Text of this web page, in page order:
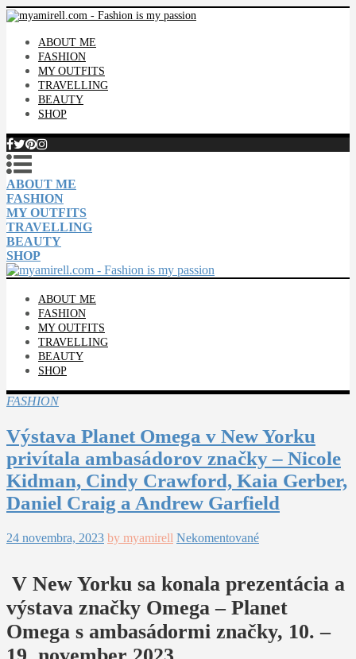
ABOUT ME
FASHION
MY OUTFITS
TRAVELLING
BEAUTY
SHOP
ABOUT ME
FASHION
MY OUTFITS
TRAVELLING
BEAUTY
SHOP
ABOUT ME
FASHION
MY OUTFITS
TRAVELLING
BEAUTY
SHOP
FASHION
Výstava Planet Omega v New Yorku
privítala ambasádorov značky – Nicole
Kidman, Cindy Crawford, Kaia Gerber,
Daniel Craig a Andrew Garfield
24 novembra, 2023 by myamirell Nekomentované
V New Yorku sa konala prezentácia a
výstava značky Omega – Planet
Omega s ambasádormi značky, 10. –